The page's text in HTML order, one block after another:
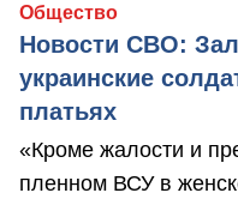
Общество
Новости СВО:
украинские
платьях
«Кроме жалости и
пленном ВСУ в